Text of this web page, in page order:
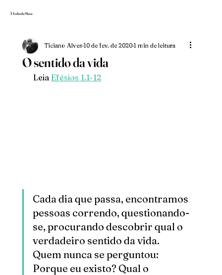
À Volta da Mesa
O sentido da vida
Ticiano Alves 10 de fev. de 2020 1 min de leitura
Leia Efésios 1.1-12
Cada dia que passa, encontramos
pessoas correndo, questionando-
se, procurando descobrir qual o
verdadeiro sentido da vida.
Quem nunca se perguntou:
Porque eu existo? Qual o